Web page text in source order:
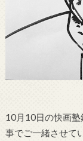
10月10日の快画
事でご一緒させて